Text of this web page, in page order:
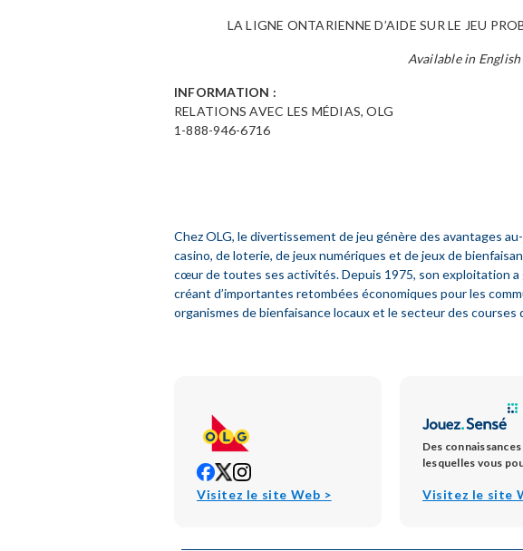
LA LIGNE ONTARIENNE D’AIDE SUR LE JEU
Available in English
INFORMATION :
RELATIONS AVEC LES MÉDIAS, OLG
1-888-946-6716
Chez OLG, le divertissement de jeu génère des avantages
casino, de loterie, de jeux numériques et de jeux de
cœur de toutes ses activités. Depuis 1975, son exploitation
créant d’importantes retombées économiques pour les
organismes de bienfaisance locaux et le secteur des courses
opens
in
opens
in
opens
in
Visitez le site Web >opens
Des
lesquelles vous
Visitez le site